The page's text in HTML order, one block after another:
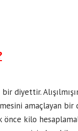
diyettir.
amaçlayan bir
kilo